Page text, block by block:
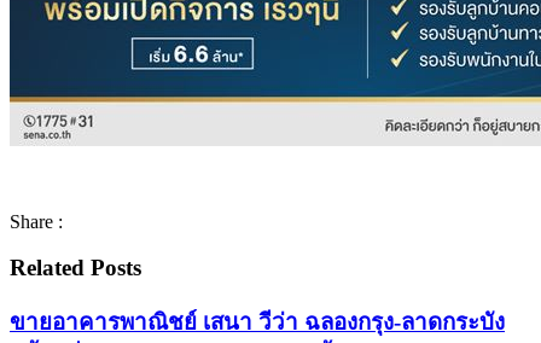
Share :
Related Posts
ขายอาคารพาณิชย์ เสนา วีว่า ฉลองกรุง-ลาดกระบัง